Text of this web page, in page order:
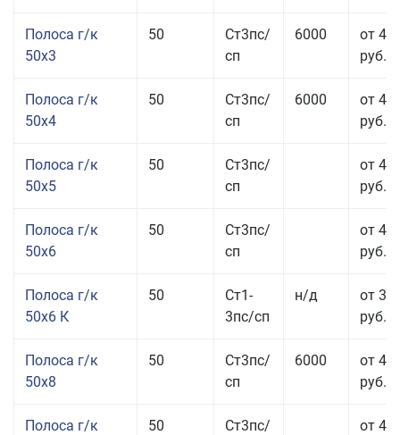
Полоса г/к
50x3
50
Ст3пс/
сп
6000
от 47
руб.
Полоса г/к
50x4
50
Ст3пс/
сп
6000
от 45
руб.
Полоса г/к
50x5
50
Ст3пс/
сп
от 43
руб.
Полоса г/к
50x6
50
Ст3пс/
сп
от 42
руб.
Полоса г/к
50x6 К
50
Ст1-
3пс/сп
н/д
от 35
руб.
Полоса г/к
50x8
50
Ст3пс/
сп
6000
от 45
руб.
Полоса г/к
50
Ст3пс/
от 45